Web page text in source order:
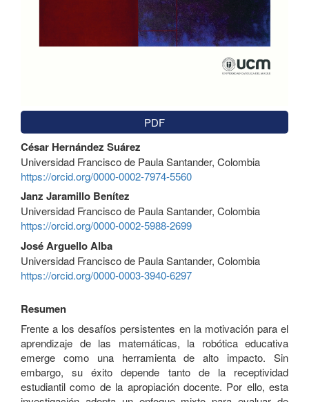
PDF
Contenido
principal
del
artículo
César Hernández Suárez
Universidad Francisco de Paula Santander, Colombia
https://orcid.org/0000-0002-7974-5560
Janz Jaramillo Benítez
Universidad Francisco de Paula Santander, Colombia
https://orcid.org/0000-0002-5988-2699
José Arguello Alba
Universidad Francisco de Paula Santander, Colombia
https://orcid.org/0000-0003-3940-6297
Resumen
Frente a los desafíos persistentes en la motivación para el
aprendizaje de las matemáticas, la robótica educativa
emerge como una herramienta de alto impacto. Sin
embargo, su éxito depende tanto de la receptividad
estudiantil como de la apropiación docente. Por ello, esta